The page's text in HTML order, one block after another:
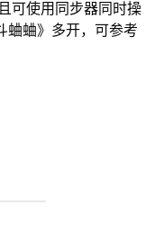
可使用同步器同时操
蛐蛐》多开，可参考